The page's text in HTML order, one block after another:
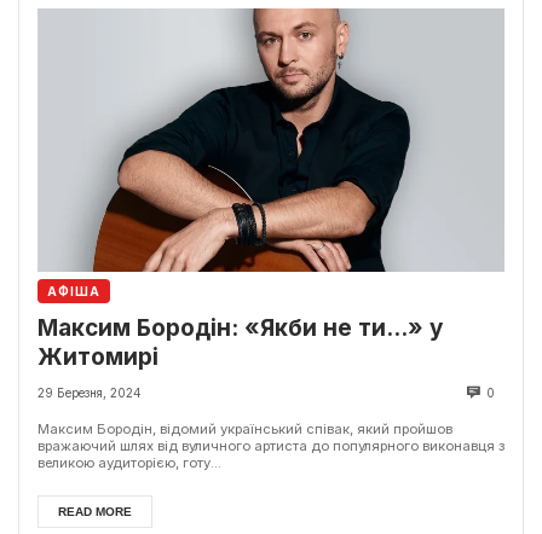
АФІША
Максим Бородін: «Якби не ти…» у
Житомирі
29 Березня, 2024 0
Максим Бородін, відомий український співак, який пройшов
вражаючий шлях від вуличного артиста до популярного виконавця з
великою аудиторією, готу...
READ MORE